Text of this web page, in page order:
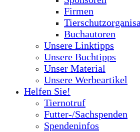
Firmen
Buchautoren
Unsere Linktipps
Unsere Buchtipps
Unser Material
Unsere Werbeartikel
Helfen Sie!
Tiernotruf
Futter-/Sachspenden
Spendeninfos